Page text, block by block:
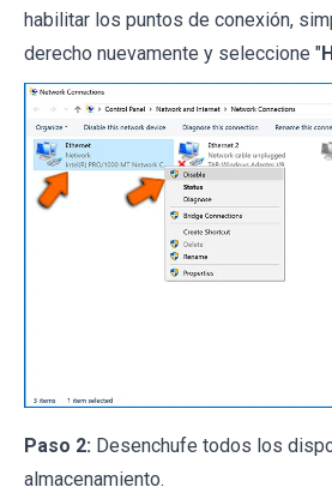
habilitar los puntos de conexión,
derecho nuevamente y seleccione "
Paso 2: Desenchufe todos los
almacenamiento.